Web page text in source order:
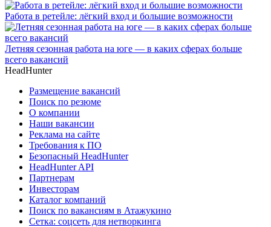
Работа в ретейле: лёгкий вход и большие возможности
Летняя сезонная работа на юге — в каких сферах больше
всего вакансий
HeadHunter
Размещение вакансий
Поиск по резюме
О компании
Наши вакансии
Реклама на сайте
Требования к ПО
Безопасный HeadHunter
HeadHunter API
Партнерам
Инвесторам
Каталог компаний
Поиск по вакансиям в Атажукино
Сетка: соцсеть для нетворкинга